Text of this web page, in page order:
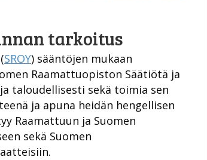
tarkoitus
SROY) sääntöjen mukaan
Raamattuopiston Säätiötä ja
taloudellisesti sekä toimia sen
ja apuna heidän hengellisen
Raamattuun ja Suomen
sekä Suomen